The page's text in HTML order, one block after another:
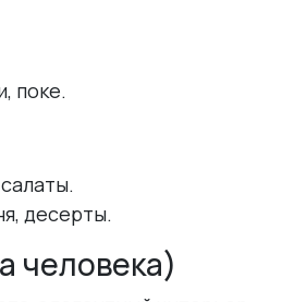
поке.
десерты.
человека)